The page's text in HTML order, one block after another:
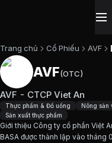
Trang chủ Cổ Phiếu AVF
Cổ phiếuAVF
Cập nhật: 7/5/2026.
Ngành:Thực phẩm & Đồ
AVF(OTC)
AVF - CTCP Viet An
Thực phẩm & Đồ uống Nông sản
Sản xuất thực phẩm
Giới thiệu Công ty cổ phần Việt
BASA được thành lập vào tháng